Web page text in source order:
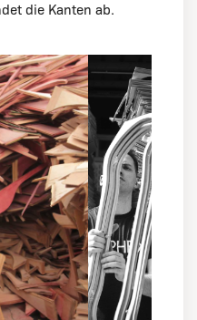
die Kanten ab.